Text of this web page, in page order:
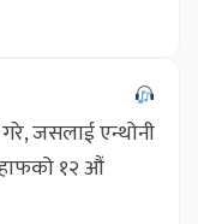
जसलाई एन्थोनी
हाफको १२ औं